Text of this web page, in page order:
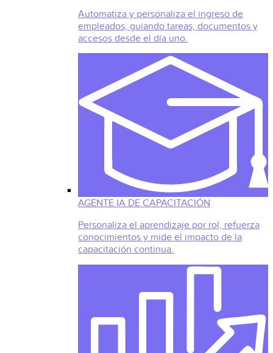
Automatiza y personaliza el ingreso de
empleados, guiando tareas, documentos y
accesos desde el día uno.
AGENTE IA DE CAPACITACIÓN
Personaliza el aprendizaje por rol, refuerza
conocimientos y mide el impacto de la
capacitación continua.